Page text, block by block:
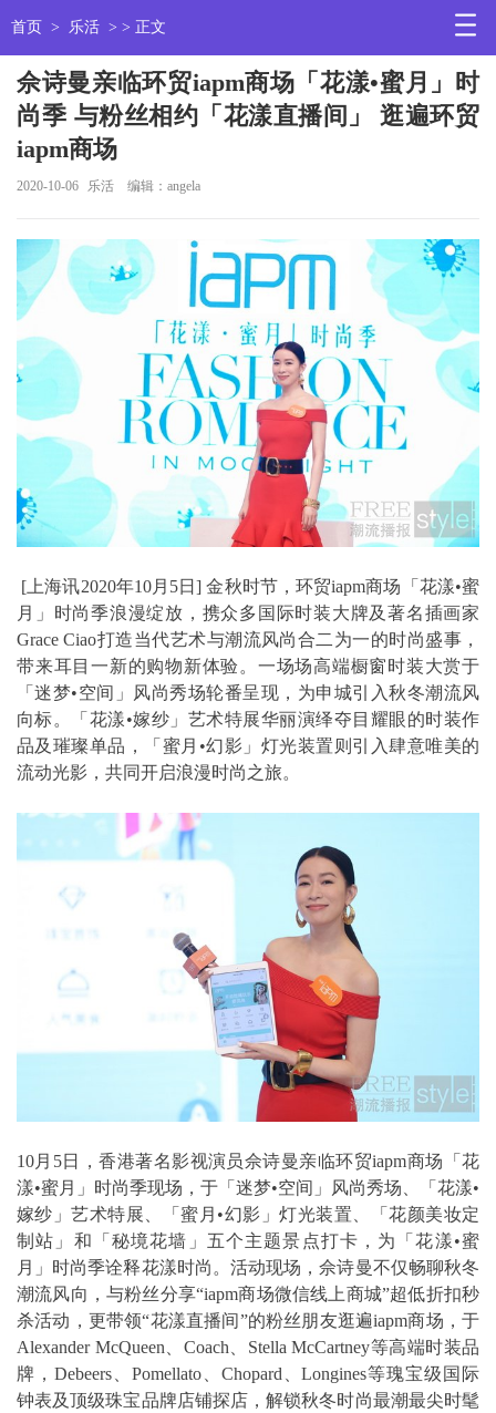
首页 > 乐活 > > 正文
佘诗曼亲临环贸iapm商场「花漾•蜜月」时
尚季 与粉丝相约「花漾直播间」 逛遍环贸
iapm商场
2020-10-06 乐活 编辑：angela
[上海讯2020年10月5日] 金秋时节，环贸iapm商场「花漾•蜜
月」时尚季浪漫绽放，携众多国际时装大牌及著名插画家
Grace Ciao打造当代艺术与潮流风尚合二为一的时尚盛事，
带来耳目一新的购物新体验。一场场高端橱窗时装大赏于
「迷梦•空间」风尚秀场轮番呈现，为申城引入秋冬潮流风
向标。「花漾•嫁纱」艺术特展华丽演绎夺目耀眼的时装作
品及璀璨单品，「蜜月•幻影」灯光装置则引入肆意唯美的
流动光影，共同开启浪漫时尚之旅。
10月5日，香港著名影视演员佘诗曼亲临环贸iapm商场「花
漾•蜜月」时尚季现场，于「迷梦•空间」风尚秀场、「花漾•
嫁纱」艺术特展、「蜜月•幻影」灯光装置、「花颜美妆定
制站」和「秘境花墙」五个主题景点打卡，为「花漾•蜜
月」时尚季诠释花漾时尚。活动现场，佘诗曼不仅畅聊秋冬
潮流风向，与粉丝分享“iapm商场微信线上商城”超低折扣秒
杀活动，更带领“花漾直播间”的粉丝朋友逛遍iapm商场，于
Alexander McQueen、Coach、Stella McCartney等高端时装品
牌，Debeers、Pomellato、Chopard、Longines等瑰宝级国际
钟表及顶级珠宝品牌店铺探店，解锁秋冬时尚最潮最尖时髦